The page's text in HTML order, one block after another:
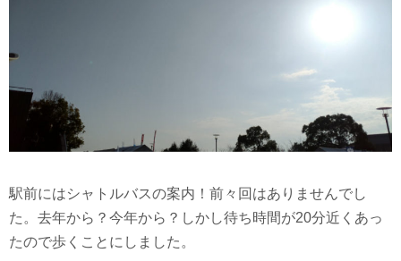
駅前にはシャトルバスの案内！前々回はありませんでし
た。去年から？今年から？しかし待ち時間が20分近くあっ
たので歩くことにしました。